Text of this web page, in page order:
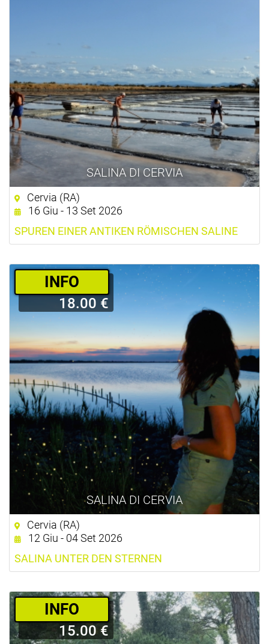
SALINA DI CERVIA
Cervia (RA)
16 Giu - 13 Set 2026
SPUREN EINER ANTIKEN RÖMISCHEN SALINE
SALINA DI CERVIA
­INFO
18.00 €
Cervia (RA)
12 Giu - 04 Set 2026
SALINA UNTER DEN STERNEN
­INFO
15.00 €